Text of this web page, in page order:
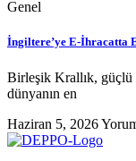
Genel
İngiltere’ye E-İhracatta
Birleşik Krallık, güçlü
dünyanın en
Haziran 5, 2026